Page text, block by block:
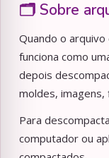
🗂️ Sobre
Quando o
funciona como
depois
moldes,
Para
computador ou